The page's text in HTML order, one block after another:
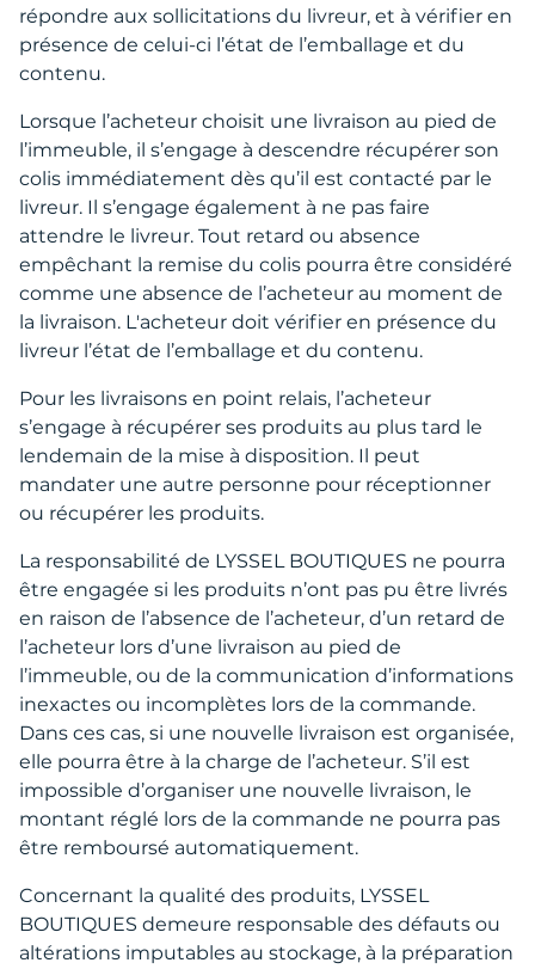
répondre aux sollicitations du livreur, et à vérifier en
présence de celui-ci l’état de l’emballage et du
contenu.
Lorsque l’acheteur choisit une livraison au pied de
l’immeuble, il s’engage à descendre récupérer son
colis immédiatement dès qu’il est contacté par le
livreur. Il s’engage également à ne pas faire
attendre le livreur. Tout retard ou absence
empêchant la remise du colis pourra être considéré
comme une absence de l’acheteur au moment de
la livraison. L'acheteur doit vérifier en présence du
livreur l’état de l’emballage et du contenu.
Pour les livraisons en point relais, l’acheteur
s’engage à récupérer ses produits au plus tard le
lendemain de la mise à disposition. Il peut
mandater une autre personne pour réceptionner
ou récupérer les produits.
La responsabilité de LYSSEL BOUTIQUES ne pourra
être engagée si les produits n’ont pas pu être livrés
en raison de l’absence de l’acheteur, d’un retard de
l’acheteur lors d’une livraison au pied de
l’immeuble, ou de la communication d’informations
inexactes ou incomplètes lors de la commande.
Dans ces cas, si une nouvelle livraison est organisée,
elle pourra être à la charge de l’acheteur. S’il est
impossible d’organiser une nouvelle livraison, le
montant réglé lors de la commande ne pourra pas
être remboursé automatiquement.
Concernant la qualité des produits, LYSSEL
BOUTIQUES demeure responsable des défauts ou
altérations imputables au stockage, à la préparation